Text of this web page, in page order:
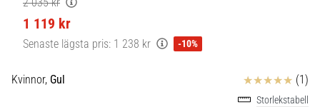
under
eller
löpning?
1 119 kr
Senaste lägsta pris: 1 238 kr -10%
Kvinnor, Gul Recensioner (1)
Storlekstabell